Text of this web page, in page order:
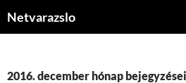
Netvarazslo
2016. december hónap bejegyzései